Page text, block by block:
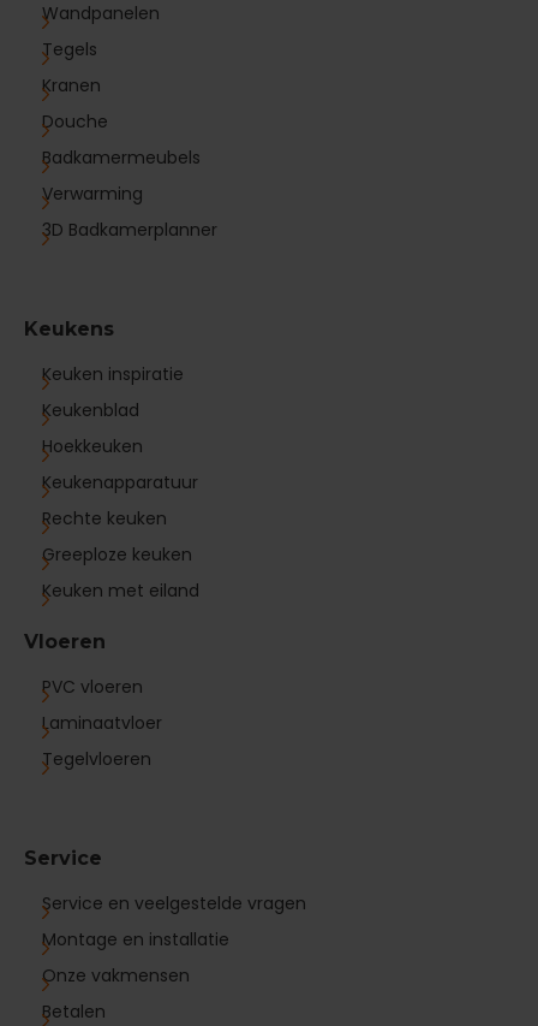
Wandpanelen
Tegels
Kranen
Douche
Badkamermeubels
Verwarming
3D Badkamerplanner
Keukens
Keuken inspiratie
Keukenblad
Hoekkeuken
Keukenapparatuur
Rechte keuken
Greeploze keuken
Keuken met eiland
Vloeren
PVC vloeren
Laminaatvloer
Tegelvloeren
Service
Service en veelgestelde vragen
Montage en installatie
Onze vakmensen
Betalen